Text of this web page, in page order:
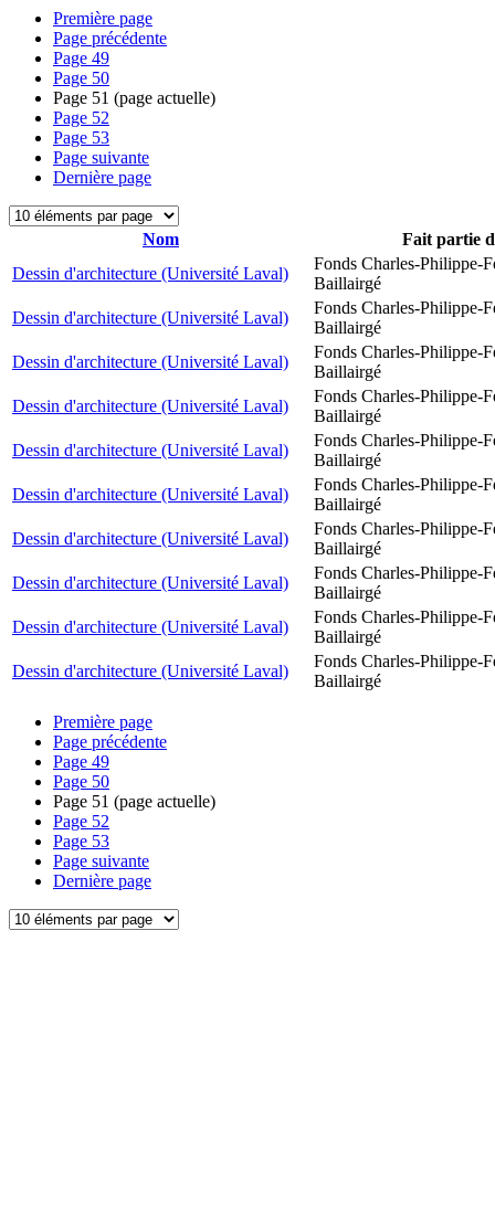
Première page
Page précédente
Page 49
Page 50
Page 51 (page actuelle)
Page 52
Page 53
Page suivante
Dernière page
Nom
Fait partie
Dessin d'architecture (Université Laval)
Fonds Charles-Philippe-
Baillairgé
Dessin d'architecture (Université Laval)
Fonds Charles-Philippe-
Baillairgé
Dessin d'architecture (Université Laval)
Fonds Charles-Philippe-
Baillairgé
Dessin d'architecture (Université Laval)
Fonds Charles-Philippe-
Baillairgé
Dessin d'architecture (Université Laval)
Fonds Charles-Philippe-
Baillairgé
Dessin d'architecture (Université Laval)
Fonds Charles-Philippe-
Baillairgé
Dessin d'architecture (Université Laval)
Fonds Charles-Philippe-
Baillairgé
Dessin d'architecture (Université Laval)
Fonds Charles-Philippe-
Baillairgé
Dessin d'architecture (Université Laval)
Fonds Charles-Philippe-
Baillairgé
Dessin d'architecture (Université Laval)
Fonds Charles-Philippe-
Baillairgé
Première page
Page précédente
Page 49
Page 50
Page 51 (page actuelle)
Page 52
Page 53
Page suivante
Dernière page